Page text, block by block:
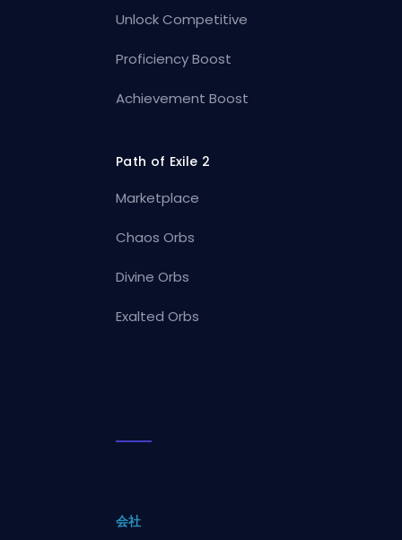
Unlock Competitive
Proficiency Boost
Achievement Boost
Path of Exile 2
Marketplace
Chaos Orbs
Divine Orbs
Exalted Orbs
会社